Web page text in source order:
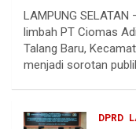
l
e
g
m
c
e
b
k
n
t
e
s
LAMPUNG
limbah PT Ciomas
Talang Baru,
menjadi sorotan
DPRD